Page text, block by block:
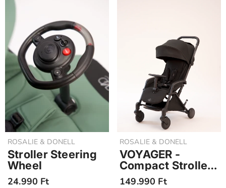
FORGALMAZÓ:
ROSALIE & DONELL
Stroller Steering
Wheel
24.990 Ft
FORGALMAZÓ:
ROSALIE & DONELL
VOYAGER -
Compact Stroller
- Black
149.990 Ft